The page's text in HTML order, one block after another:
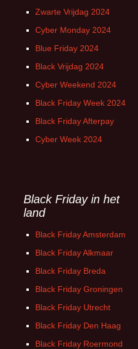
Zwarte Vrijdag 2024
Cyber Monday 2024
Blue Friday 2024
Black Vrijdag 2024
Cyber Weekend 2024
Black Friday Week 2024
Black Friday Afterpay
Cyber Week 2024
Black Friday in het
land
Black Friday Amsterdam
Black Friday Alkmaar
Black Friday Breda
Black Friday Groningen
Black Friday Utrecht
Black Friday Den Haag
Black Friday Roermond